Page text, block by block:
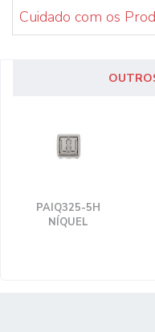
Cuidado com os
PAIQ325-5H
NÍQUEL